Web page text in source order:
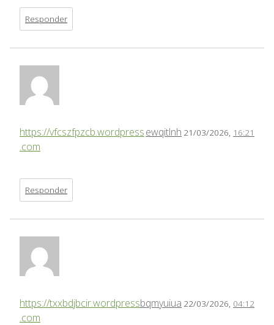
Responder
ewqitlnh 21/03/2026, 16:21
https://vfcszfpzcb.wordpress
.com
Responder
bqmyuiua 22/03/2026, 04:12
https://txxbdjbcir.wordpress
.com